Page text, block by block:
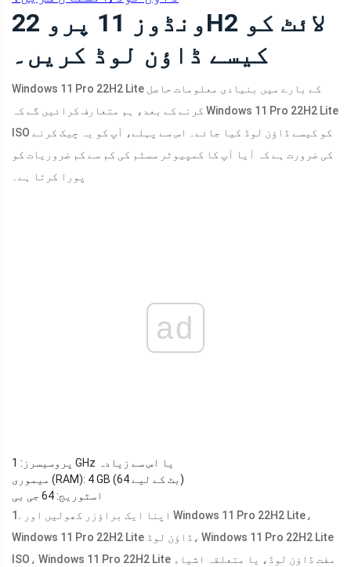
ونڈوز 11 پرو 22H2 لائٹ کو
کیسے ڈاؤن لوڈ کریں۔
Windows 11 Pro 22H2 Lite کے بارے میں بنیادی معلومات حاصل
کرنے کے بعد، ہم متعارف کرائیں گے کہ Windows 11 Pro 22H2 Lite
ISO کو کیسے ڈاؤن لوڈ کیا جائے۔ اس سے پہلے، آپ کو یہ چیک کرنے
کی ضرورت ہے کہ آیا آپ کا کمپیوٹر سسٹم کی کم سے کم ضروریات کو
پورا کرتا ہے۔
ad
پروسیسرز: 1 GHz یا اس سے زیادہ
میموری (RAM): 4 GB (64 بٹ کے لیے)
اسٹوریج: 64 جی بی
1. اپنا ایک براؤزر کھولیں اور Windows 11 Pro 22H2 Lite،
Windows 11 Pro 22H2 Lite ڈاؤن لوڈ، Windows 11 Pro 22H2 Lite
ISO، Windows 11 Pro 22H2 Lite مفت ڈاؤن لوڈ، یا متعلقہ اشیاء